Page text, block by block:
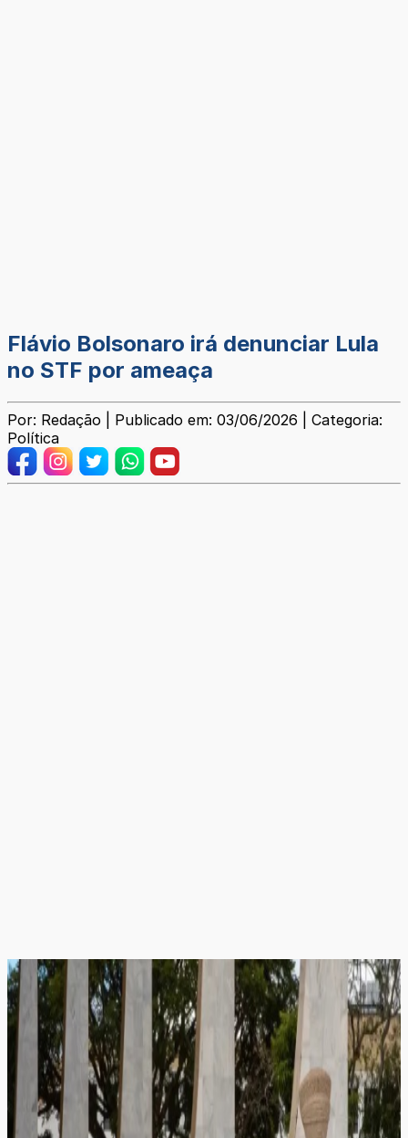
Flávio Bolsonaro irá denunciar Lula
no STF por ameaça
Por: Redação | Publicado em: 03/06/2026 | Categoria:
Política